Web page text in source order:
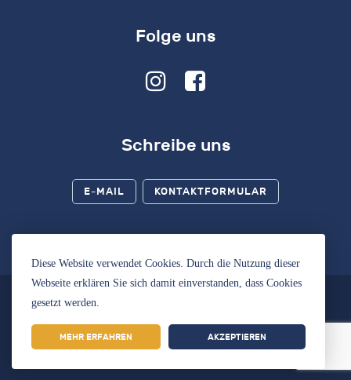
Diese Website verwendet Cookies. Durch die Nutzung dieser
Webseite erklären Sie sich damit einverstanden, dass Cookies
gesetzt werden.
MEHR ERFAHREN AKZEPTIEREN
Folge uns
Schreibe uns
E-MAIL KONTAKTFORMULAR